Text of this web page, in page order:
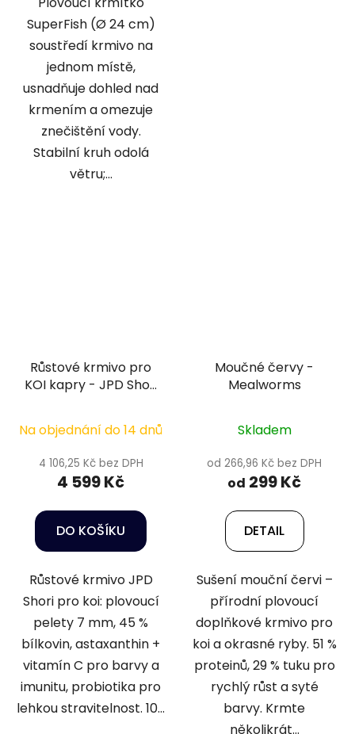
SuperFish (Ø 24 cm)
soustředí krmivo na
jednom místě,
usnadňuje dohled nad
krmením a omezuje
znečištění vody.
Stabilní kruh odolá
větru;...
Růstové krmivo pro
KOI kapry - JPD Shori
Na objednání do 14 dnů
4 106,25 Kč bez DPH
4 599 Kč
DO KOŠÍKU
Růstové krmivo JPD
Shori pro koi: plovoucí
pelety 7 mm, 45 %
bílkovin, astaxanthin +
vitamín C pro barvy a
imunitu, probiotika pro
lehkou stravitelnost. 10...
Moučné červy -
Mealworms
Skladem
od 266,96 Kč bez DPH
od 299 Kč
DETAIL
Sušení mouční červi –
přírodní plovoucí
doplňkové krmivo pro
koi a okrasné ryby. 51 %
proteinů, 29 % tuku pro
rychlý růst a syté
barvy. Krmte
několikrát...